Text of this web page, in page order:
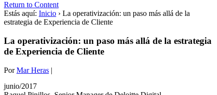
Return to Content
Estás aquí: Inicio › La operativización: un paso más allá de la
estrategia de Experiencia de Cliente
La operativización: un paso más allá de la estrategia
de Experiencia de Cliente
PorMar Heras |
junio/2017